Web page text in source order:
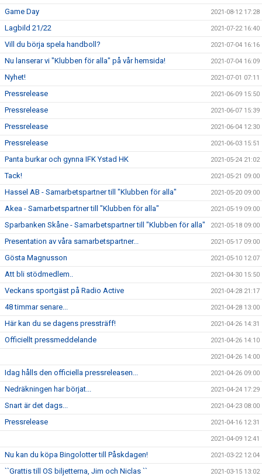
Game Day 2021-08-12 17:28
Lagbild 21/22 2021-07-22 16:40
Vill du börja spela handboll? 2021-07-04 16:16
Nu lanserar vi "Klubben för alla" på vår hemsida! 2021-07-04 16:09
Nyhet! 2021-07-01 07:11
Pressrelease 2021-06-09 15:50
Pressrelease 2021-06-07 15:39
Pressrelease 2021-06-04 12:30
Pressrelease 2021-06-03 15:51
Panta burkar och gynna IFK Ystad HK 2021-05-24 21:02
Tack! 2021-05-21 09:00
Hassel AB - Samarbetspartner till "Klubben för alla" 2021-05-20 09:00
Akea - Samarbetspartner till "Klubben för alla" 2021-05-19 09:00
Sparbanken Skåne - Samarbetspartner till "Klubben för alla" 2021-05-18 09:00
Presentation av våra samarbetspartner... 2021-05-17 09:00
Gösta Magnusson 2021-05-10 12:07
Att bli stödmedlem.. 2021-04-30 15:50
Veckans sportgäst på Radio Active 2021-04-28 21:17
48 timmar senare... 2021-04-28 13:00
Här kan du se dagens pressträff! 2021-04-26 14:31
Officiellt pressmeddelande 2021-04-26 14:10
2021-04-26 14:00
Idag hålls den officiella pressreleasen... 2021-04-26 09:00
Nedräkningen har börjat... 2021-04-24 17:29
Snart är det dags... 2021-04-23 08:00
Pressrelease 2021-04-16 12:31
2021-04-09 12:41
Nu kan du köpa Bingolotter till Påskdagen! 2021-03-22 12:04
``Grattis till OS biljetterna, Jim och Niclas `` 2021-03-15 13:02